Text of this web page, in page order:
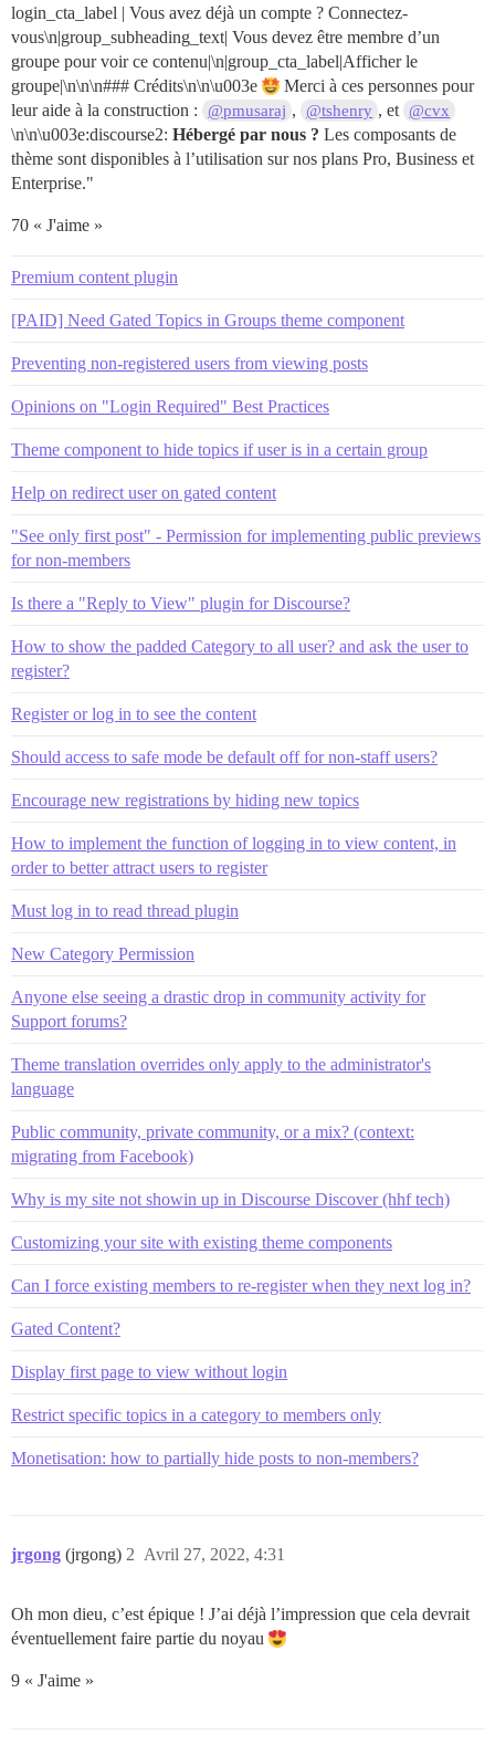
login_cta_label | Vous avez déjà un compte ? Connectez-
vous\n|group_subheading_text| Vous devez être membre d’un
groupe pour voir ce contenu|\n|group_cta_label|Afficher le
groupe|\n\n\n### Crédits\n\n\u003e
Merci à ces personnes pour
leur aide à la construction :
@pmusaraj , @tshenry , et @cvx
\n\n\u003e:discourse2: Hébergé par nous ? Les composants de
thème sont disponibles à l’utilisation sur nos plans Pro, Business et
Enterprise."
70 « J'aime »
Premium content plugin
[PAID] Need Gated Topics in Groups theme component
Preventing non-registered users from viewing posts
Opinions on "Login Required" Best Practices
Theme component to hide topics if user is in a certain group
Help on redirect user on gated content
"See only first post" - Permission for implementing public previews
for non-members
Is there a "Reply to View" plugin for Discourse?
How to show the padded Category to all user? and ask the user to
register?
Register or log in to see the content
Should access to safe mode be default off for non-staff users?
Encourage new registrations by hiding new topics
How to implement the function of logging in to view content, in
order to better attract users to register
Must log in to read thread plugin
New Category Permission
Anyone else seeing a drastic drop in community activity for
Support forums?
Theme translation overrides only apply to the administrator's
language
Public community, private community, or a mix? (context:
migrating from Facebook)
Why is my site not showin up in Discourse Discover (hhf tech)
Customizing your site with existing theme components
Can I force existing members to re-register when they next log in?
Gated Content?
Display first page to view without login
Restrict specific topics in a category to members only
Monetisation: how to partially hide posts to non-members?
jrgong (jrgong) Avril 27, 2022, 4:31
2
Oh mon dieu, c’est épique ! J’ai déjà l’impression que cela devrait
éventuellement faire partie du noyau
9 « J'aime »